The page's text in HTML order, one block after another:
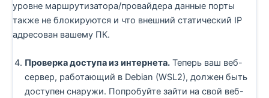
уровне маршрутизатора/провайдера данные порты
также не блокируются и что внешний статический IP
адресован вашему ПК.
Проверка доступа из интернета. Теперь ваш веб-
сервер, работающий в Debian (WSL2), должен быть
доступен снаружи. Попробуйте зайти на свой веб-